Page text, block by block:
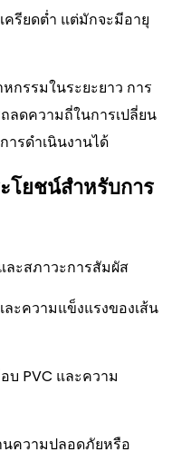
รียดต่ำ แต่มักจะมีอายุ
กรรมในระยะยาว การ
ดความถี่ในการเปลี่ยน
ารดำเนินงานได้
โยชน์สำหรับการ
ะสภาวะการสัมผัส
ะความแข็งแรงของเส้น
บ PVC และความ
ความปลอดภัยหรือ